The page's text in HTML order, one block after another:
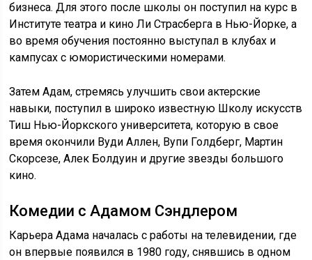
бизнеса. Для этого после школы он поступил на курс в
Институте театра и кино Ли Страсберга в Нью-Йорке, а
во время обучения постоянно выступал в клубах и
кампусах с юмористическими номерами.
Затем Адам, стремясь улучшить свои актерские
навыки, поступил в широко известную Школу искусств
Тиш Нью-Йоркского университета, которую в свое
время окончили Вуди Аллен, Вупи Голдберг, Мартин
Скорсезе, Алек Болдуин и другие звезды большого
кино.
Комедии с Адамом Сэндлером
Карьера Адама началась с работы на телевидении, где
он впервые появился в 1980 году, снявшись в одном